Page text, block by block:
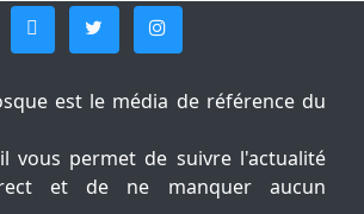
est le média de référence du
vous permet de suivre l'actualité
et de ne manquer aucun